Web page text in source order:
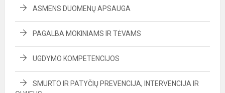
ASMENS DUOMENŲ APSAUGA
PAGALBA MOKINIAMS IR TĖVAMS
UGDYMO KOMPETENCIJOS
SMURTO IR PATYČIŲ PREVENCIJA, INTERVENCIJA IR